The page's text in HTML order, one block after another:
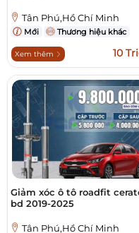
Tân Phú,Hồ Chí Minh
Mới Thương hiệu khác
Xem thêm 10
Giảm xóc ô tô roadfit
bd 2019-2025
Tân Phú,Hồ Chí Minh